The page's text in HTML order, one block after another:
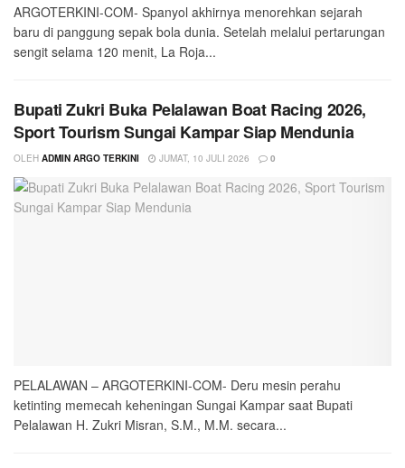
ARGOTERKINI-COM- Spanyol akhirnya menorehkan sejarah
baru di panggung sepak bola dunia. Setelah melalui pertarungan
sengit selama 120 menit, La Roja...
Bupati Zukri Buka Pelalawan Boat Racing 2026,
Sport Tourism Sungai Kampar Siap Mendunia
OLEH ADMIN ARGO TERKINI JUMAT, 10 JULI 2026 0
PELALAWAN – ARGOTERKINI-COM- Deru mesin perahu
ketinting memecah keheningan Sungai Kampar saat Bupati
Pelalawan H. Zukri Misran, S.M., M.M. secara...